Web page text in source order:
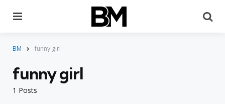
BM funny girl
1 Posts
funny girl